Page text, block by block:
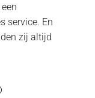
service. En
zij altijd